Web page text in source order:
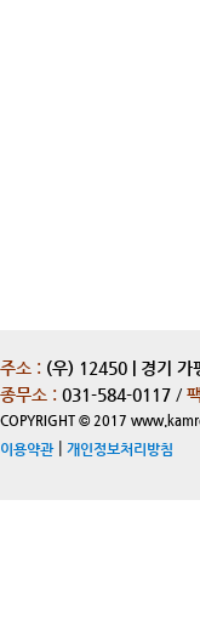
주소 : (우) 12450 | 경기 가
종무소 : 031-584-0117 /
COPYRIGHT © 2017
이용약관| 개인정보처리방침